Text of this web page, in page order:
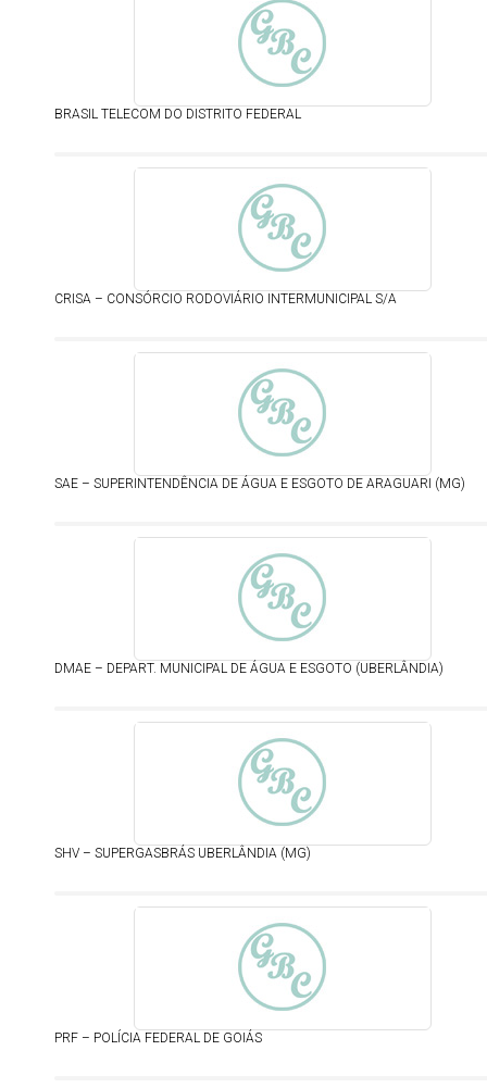
BRASIL TELECOM DO DISTRITO FEDERAL
CRISA – CONSÓRCIO RODOVIÁRIO INTERMUNICIPAL S/A
SAE – SUPERINTENDÊNCIA DE ÁGUA E ESGOTO DE ARAGUARI (MG)
DMAE – DEPART. MUNICIPAL DE ÁGUA E ESGOTO (UBERLÂNDIA)
SHV – SUPERGASBRÁS UBERLÂNDIA (MG)
PRF – POLÍCIA FEDERAL DE GOIÁS